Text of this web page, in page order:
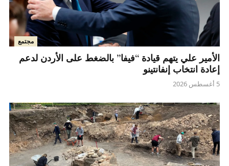
مجتمع
الأمير علي يتهم قيادة “فيفا” بالضغط على الأردن لدعم
إعادة انتخاب إنفانتينو
5 أغسطس 2026